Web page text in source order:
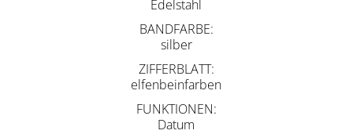
Edelstahl
BANDFARBE
silber
ZIFFERBLATT
elfenbeinfarben
FUNKTIONEN
Datum